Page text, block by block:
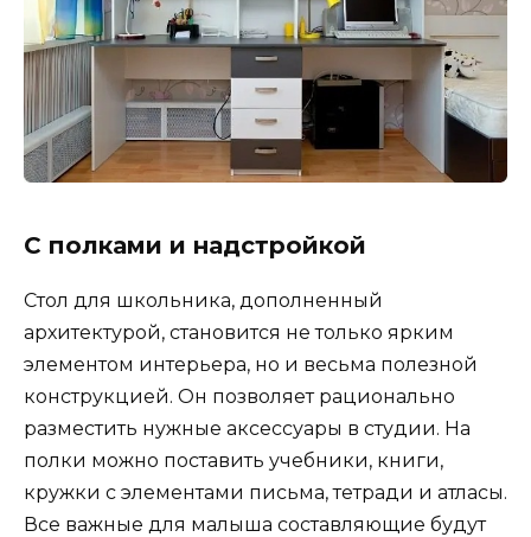
С полками и надстройкой
Стол для школьника, дополненный
архитектурой, становится не только ярким
элементом интерьера, но и весьма полезной
конструкцией. Он позволяет рационально
разместить нужные аксессуары в студии. На
полки можно поставить учебники, книги,
кружки с элементами письма, тетради и атласы.
Все важные для малыша составляющие будут